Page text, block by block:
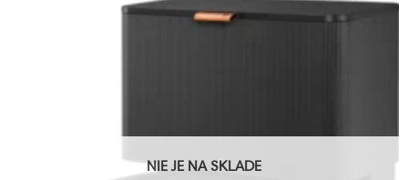
NIE JE NA SKLADE